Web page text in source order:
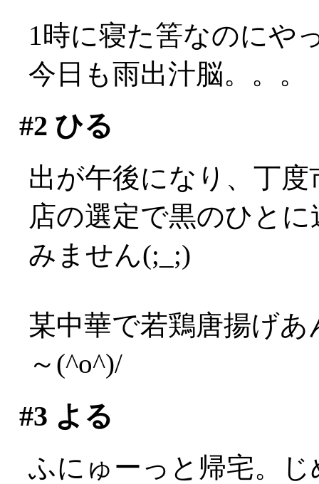
1時に寝た筈なのにや
今日も雨出汁脳。。。
#2 ひる
出が午後になり、丁
店の選定で黒のひと
みません(;_;)
某中華で若鶏唐揚げ
～(^o^)/
#3 よる
ふにゅーっと帰宅。